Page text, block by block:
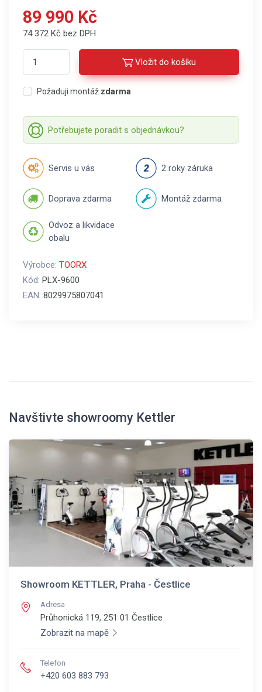
89 990 Kč
74 372 Kč bez DPH
Vložit do košíku
Požaduji montáž zdarma
Potřebujete poradit s objednávkou?
Servis u vás 2 roky záruka
Doprava zdarma Montáž zdarma
Odvoz a likvidace
obalu
Výrobce: TOORX
Kód: PLX-9600
EAN: 8029975807041
Navštivte showroomy Kettler
Showroom KETTLER, Praha - Čestlice
Adresa
Průhonická 119, 251 01 Čestlice
Zobrazit na mapě
Telefon
+420 603 883 793